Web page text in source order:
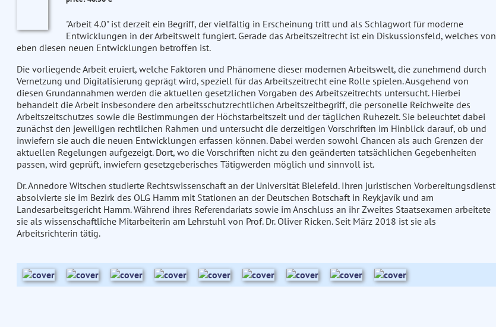
"Arbeit 4.0" ist derzeit ein Begriff, der vielfältig in Erscheinung tritt und als Schlagwort für moderne
Entwicklungen in der Arbeitswelt fungiert. Gerade das Arbeitszeitrecht ist ein Diskussionsfeld, welches von
eben diesen neuen Entwicklungen betroffen ist.
Die vorliegende Arbeit eruiert, welche Faktoren und Phänomene dieser modernen Arbeitswelt, die zunehmend durch
Vernetzung und Digitalisierung geprägt wird, speziell für das Arbeitszeitrecht eine Rolle spielen. Ausgehend von
diesen Grundannahmen werden die aktuellen gesetzlichen Vorgaben des Arbeitszeitrechts untersucht. Hierbei
behandelt die Arbeit insbesondere den arbeitsschutzrechtlichen Arbeitszeitbegriff, die personelle Reichweite des
Arbeitszeitschutzes sowie die Bestimmungen der Höchstarbeitszeit und der täglichen Ruhezeit. Sie beleuchtet dabei
zunächst den jeweiligen rechtlichen Rahmen und untersucht die derzeitigen Vorschriften im Hinblick darauf, ob und
inwiefern sie auch die neuen Entwicklungen erfassen können. Dabei werden sowohl Chancen als auch Grenzen der
aktuellen Regelungen aufgezeigt. Dort, wo die Vorschriften nicht zu den geänderten tatsächlichen Gegebenheiten
passen, wird geprüft, inwiefern gesetzgeberisches Tätigwerden möglich und sinnvoll ist.
Dr. Annedore Witschen studierte Rechtswissenschaft an der Universität Bielefeld. Ihren juristischen Vorbereitungsdienst
absolvierte sie im Bezirk des OLG Hamm mit Stationen an der Deutschen Botschaft in Reykjavík und am
Landesarbeitsgericht Hamm. Während ihres Referendariats sowie im Anschluss an ihr Zweites Staatsexamen arbeitete
sie als wissenschaftliche Mitarbeiterin am Lehrstuhl von Prof. Dr. Oliver Ricken. Seit März 2018 ist sie als
Arbeitsrichterin tätig.